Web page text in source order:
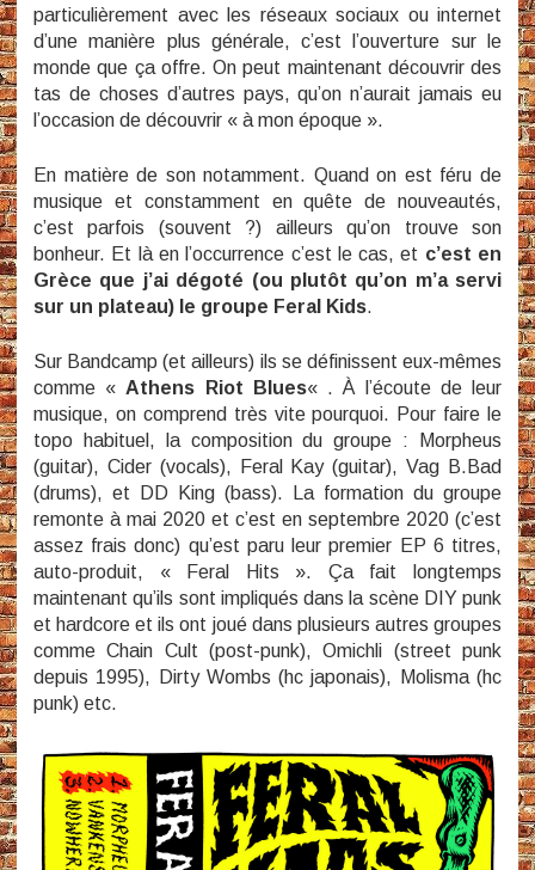
particulièrement avec les réseaux sociaux ou internet
d’une manière plus générale, c’est l’ouverture sur le
monde que ça offre. On peut maintenant découvrir des
tas de choses d’autres pays, qu’on n’aurait jamais eu
l’occasion de découvrir « à mon époque ».
En matière de son notamment. Quand on est féru de
musique et constamment en quête de nouveautés,
c’est parfois (souvent ?) ailleurs qu’on trouve son
bonheur. Et là en l’occurrence c’est le cas, et c’est en
Grèce que j’ai dégoté (ou plutôt qu’on m’a servi
sur un plateau) le groupe Feral Kids.
Sur Bandcamp (et ailleurs) ils se définissent eux-mêmes
comme « Athens Riot Blues« . À l’écoute de leur
musique, on comprend très vite pourquoi. Pour faire le
topo habituel, la composition du groupe : Morpheus
(guitar), Cider (vocals), Feral Kay (guitar), Vag B.Bad
(drums), et DD King (bass). La formation du groupe
remonte à mai 2020 et c’est en septembre 2020 (c’est
assez frais donc) qu’est paru leur premier EP 6 titres,
auto-produit, « Feral Hits ». Ça fait longtemps
maintenant qu’ils sont impliqués dans la scène DIY punk
et hardcore et ils ont joué dans plusieurs autres groupes
comme Chain Cult (post-punk), Omichli (street punk
depuis 1995), Dirty Wombs (hc japonais), Molisma (hc
punk) etc.